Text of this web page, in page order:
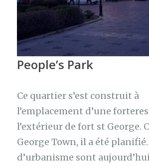
People’s Park
Ce quartier s’est construit à
l’emplacement d’une
l’extérieur de fort st George.
George Town, il a été
d’urbanisme sont